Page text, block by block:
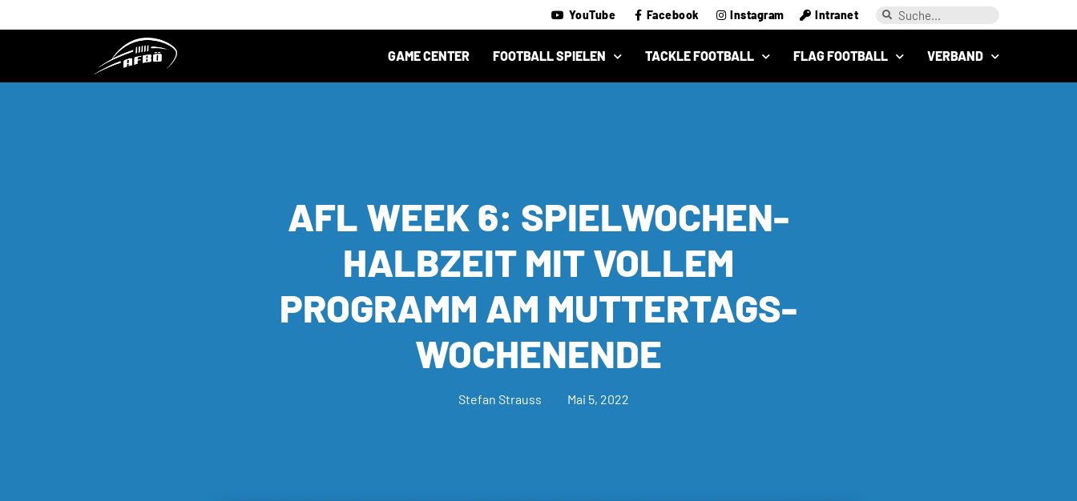
YouTube Facebook Instagram Intranet
GAME CENTER FOOTBALL SPIELEN TACKLE FOOTBALL FLAG FOOTBALL VERBAND
AFL WEEK 6: SPIELWOCHEN-
HALBZEIT MIT VOLLEM
PROGRAMM AM MUTTERTAGS-
WOCHENENDE
Stefan Strauss Mai 5, 2022